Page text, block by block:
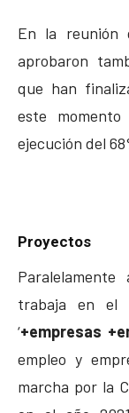
En la reunión
aprobaron
que han
este
ejecución del
Proyectos
trabaja en el
‘+empresas
empleo y
marcha por la